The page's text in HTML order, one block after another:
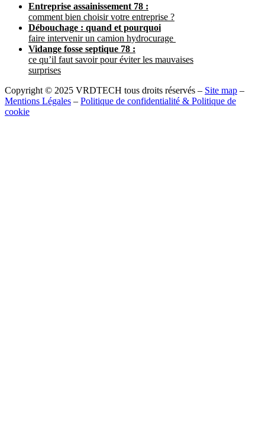
Entreprise assainissement 78 :
comment bien choisir votre entreprise ?
Débouchage : quand et pourquoi
faire intervenir un camion hydrocurage
Vidange fosse septique 78 :
ce qu’il faut savoir pour éviter les mauvaises
surprises
Copyright © 2025 VRDTECH tous droits réservés – Site map –
Mentions Légales – Politique de confidentialité & Politique de
cookie